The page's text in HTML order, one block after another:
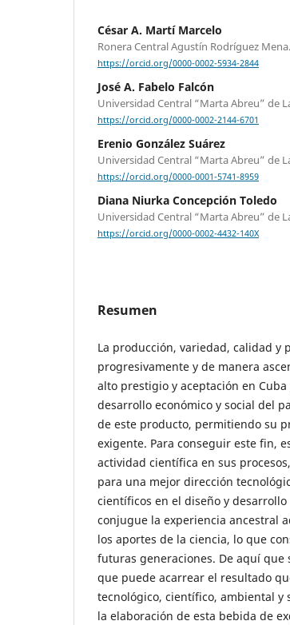
César A. Martí Marcelo
Ronera Central Agustín Rodríguez
https://orcid.org/0000-0002-5934-2844
José A. Fabelo Falcón
Universidad Central “Marta Abreu” de
https://orcid.org/0000-0002-2144-6701
Erenio González Suárez
Universidad Central “Marta Abreu” de
https://orcid.org/0000-0001-5741-8959
Diana Niurka Concepción Toledo
Universidad Central “Marta Abreu” de
https://orcid.org/0000-0002-4432-140X
Resumen
La producción, variedad, calidad y
progresivamente y de manera
alto prestigio y aceptación en
desarrollo económico y social del
de este producto, permitiendo su
exigente. Para conseguir este fin,
actividad científica en sus
para una mejor dirección
científicos en el diseño y
conjugue la experiencia ancestral
los aportes de la ciencia, lo que
futuras generaciones. De aquí que
que puede acarrear el resultado
tecnológico, científico, ambiental y
la elaboración de esta bebida de